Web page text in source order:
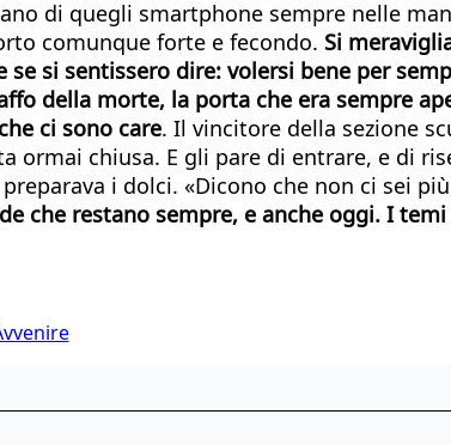
di quegli smartphone sempre nelle
comunque forte e fecondo. Si
si sentissero dire: volersi bene per
della morte, la porta che era sempre
ci sono care. Il vincitore della sezione
ormai chiusa. E gli pare di entrare, e di
i dolci. «Dicono che non ci sei
che restano sempre, e anche oggi. I